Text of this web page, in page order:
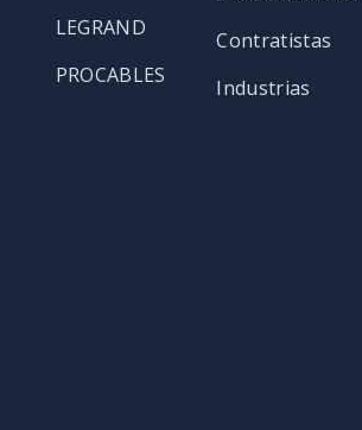
LEGRAND
PROCABLES
Contratistas
Industrias